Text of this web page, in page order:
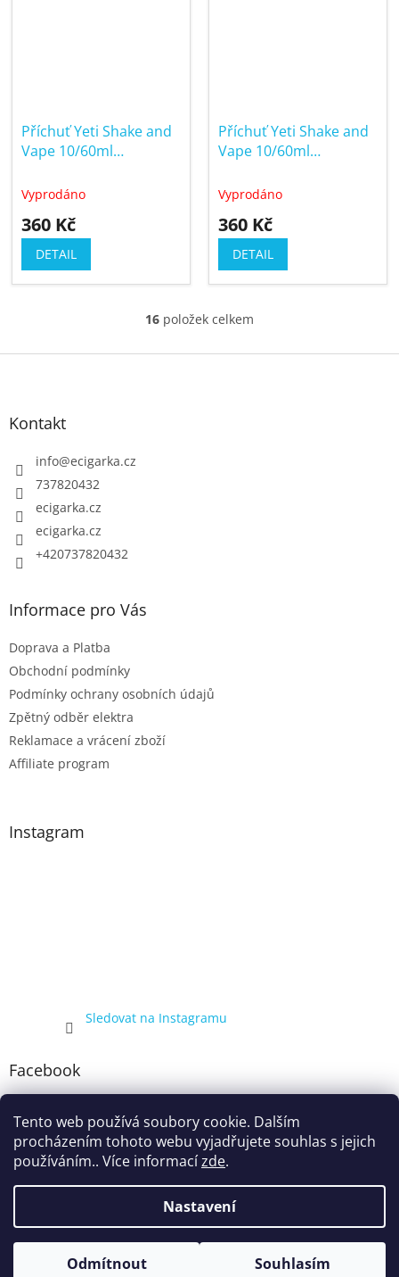
Tento web používá soubory cookie. Dalším
procházením tohoto webu vyjadřujete souhlas s jejich
používáním.. Více informacízde.
Nastavení
Odmítnout Souhlasím
Kompletní nabídka balíčků 4+1, zobrazená pouze registrovaným
Příchuť Yeti Shake and
Vape 10/60ml
(Ledová jahoda s
Vyprodáno
360 Kč
DETAIL
Příchuť Yeti Shake and
Vape 10/60ml
(Ledový vodní meloun)
Vyprodáno
360 Kč
DETAIL
O
v
u
16 položek celkem
Kontakt
info@ecigarka.cz
737820432
ecigarka.cz
ecigarka.cz
+420737820432
Informace pro Vás
Doprava a Platba
Obchodní podmínky
Podmínky ochrany osobních údajů
Zpětný odběr elektra
Reklamace a vrácení zboží
Affiliate program
Instagram
Sledovat na Instagramu
Facebook
Vytvořil Shoptet
Copyright 2026ecigarka.cz . Všechna práva vyhrazena.